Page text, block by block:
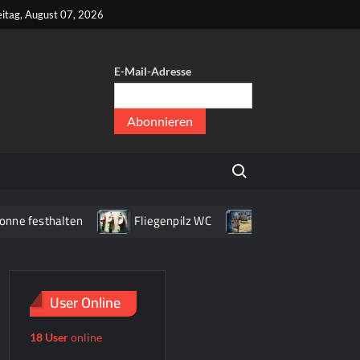
August 07, 2026
E-Mail-Adresse
Search for:
Fliegenpilz WC Haus mit Briefkasten
User Online
18 Useronline